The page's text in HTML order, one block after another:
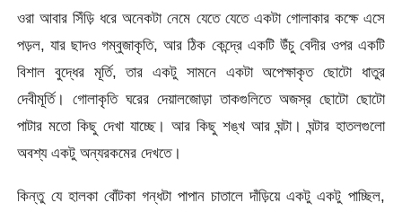
ওরা আবার সিঁড়ি ধরে অনেকটা নেমে যেতে যেতে একটা গোলাকার কক্ষে এসে
পড়ল, যার ছাদও গম্বুজাকৃতি, আর ঠিক কেন্দ্রে একটি উঁচু বেদীর ওপর একটি
বিশাল বুদ্ধের মূর্তি, তার একটু সামনে একটা অপেক্ষাকৃত ছোটো ধাতুর
দেবীমূর্তি। গোলাকৃতি ঘরের দেয়ালজোড়া তাকগুলিতে অজস্র ছোটো ছোটো
পাটার মতো কিছু দেখা যাচ্ছে। আর কিছু শঙ্খ আর ঘন্টা। ঘন্টার হাতলগুলো
অবশ্য একটু অন্যরকমের দেখতে।
কিন্তু যে হালকা বোঁটকা গন্ধটা পাপান চাতালে দাঁড়িয়ে একটু একটু পাচ্ছিল,